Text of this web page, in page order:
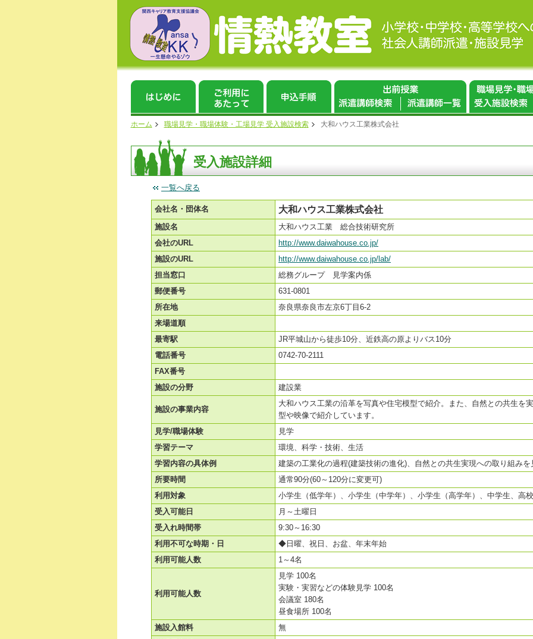
ホーム 職場見学・職場体験・工場見学 受入施設検索 大和ハウス工業株式会社
受入施設詳細
一覧へ戻る
会社名・団体名 大和ハウス工業株式会社
施設名
大和ハウス工業 総合技術研究所
会社のURL
http://www.daiwahouse.co.jp/
施設のURL
http://www.daiwahouse.co.jp/lab/
担当窓口
総務グループ 見学案内係
郵便番号
631-0801
所在地
奈良県奈良市左京6丁目6-2
来場道順
最寄駅
JR平城山から徒歩10分、近鉄高の原よりバス10分
電話番号
0742-70-2111
FAX番号
施設の分野
建設業
施設の事業内容
大和ハウス工業の沿革を写真や住宅模型で紹介。また、自然との共生を
型や映像で紹介しています。
見学/職場体験
見学
学習テーマ
環境、科学・技術、生活
学習内容の具体例
建築の工業化の過程(建築技術の進化)、自然との共生実現への取り組み
所要時間
通常90分(60～120分に変更可)
利用対象
小学生（低学年）、小学生（中学年）、小学生（高学年）、中学生、高
受入可能日
月～土曜日
受入れ時間帯
9:30～16:30
利用不可な時期・日
◆日曜、祝日、お盆、年末年始
利用可能人数
1～4名
利用可能人数
見学 100名
実験・実習などの体験見学 100名
会議室 180名
昼食場所 100名
施設入館料
無